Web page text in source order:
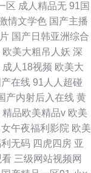
区 成人精品无 91国
情文学色 国产主播
国产日韩亚洲综合
欧美大粗吊人妖 深
成人18视频 欧美大
在线 91人人超碰
产内射后入在线 黄
精品欧美精品v 欧美
午夜福利影院 欧美
无码 四虎四房 亚
看 三级网站视频网